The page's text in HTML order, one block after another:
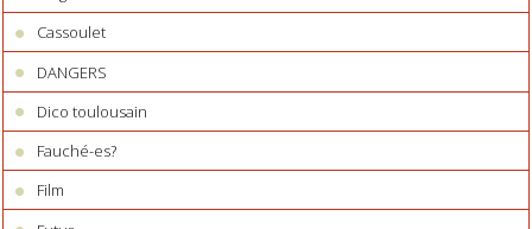
Cassoulet
DANGERS
Dico toulousain
Fauché-es?
Film